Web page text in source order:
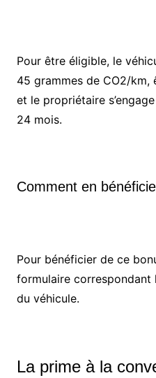
Pour être éligible, le
45 grammes de CO2/km,
et le propriétaire
24 mois.
Comment en
Pour bénéficier de ce
formulaire correspondant
du véhicule.
La prime à la